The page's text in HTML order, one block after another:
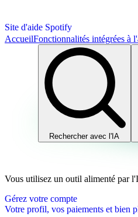
Site d'aide Spotify
AccueilFonctionnalités intégrées à
Rechercher avec l'IA
Vous utilisez un outil alimenté par
Gérez votre compte
Votre profil, vos paiements et bien